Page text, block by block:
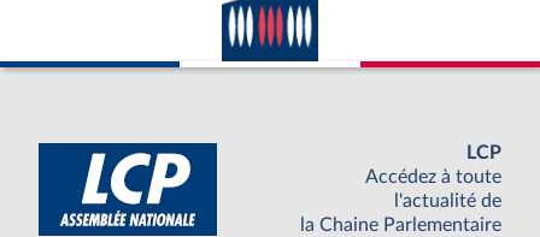
LCP
Accédez à toute
l'actualité de
la Chaine Parlementaire